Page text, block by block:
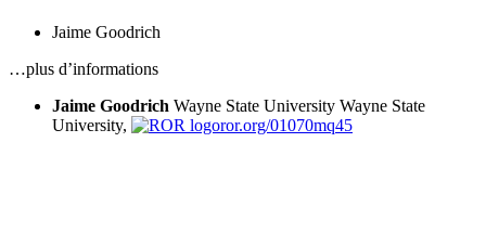
Jaime Goodrich
…plus d’informations
Jaime Goodrich Wayne State University Wayne State
University,
ror.org/01070mq45